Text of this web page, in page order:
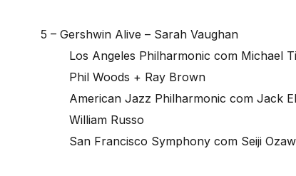
5 – Gershwin Alive – Sarah Vaughan
Los Angeles Philharmonic com Michael
Phil Woods + Ray Brown
American Jazz Philharmonic com Jack
William Russo
San Francisco Symphony com Seiji